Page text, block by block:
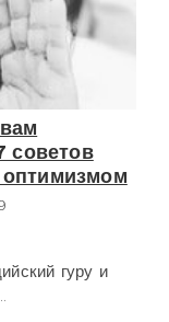
советов
гуру и